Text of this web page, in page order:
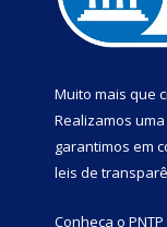
Muito mais que
Realizamos uma
garantimos em
leis de
Conheça o PNTP